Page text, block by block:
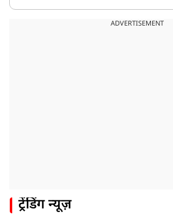
खराब मौसम की चेतावनी के कारण अमरनाथ
असम बाढ़: 13 जिलों में 15 लाख से ज्यादा
ADVERTISEMENT
ट्रेंडिंग न्यूज़